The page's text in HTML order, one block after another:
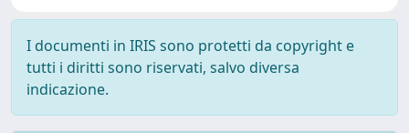
I documenti in IRIS sono protetti da copyright e
tutti i diritti sono riservati, salvo diversa
indicazione.